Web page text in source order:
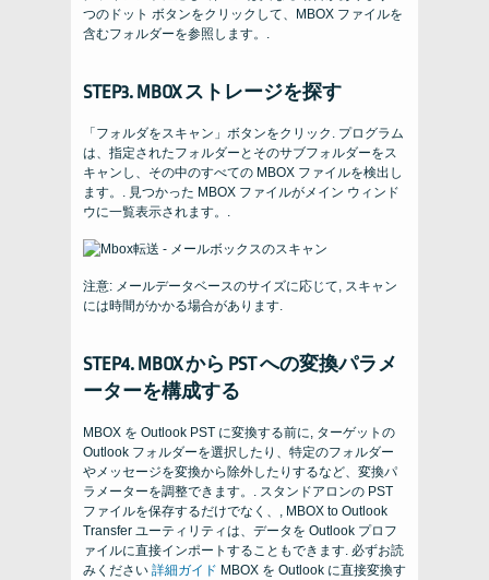
つのドット ボタンをクリックして、MBOX ファイルを
含むフォルダーを参照します。.
STEP3. MBOX ストレージを探す
「フォルダをスキャン」ボタンをクリック. プログラム
は、指定されたフォルダーとそのサブフォルダーをス
キャンし、その中のすべての MBOX ファイルを検出し
ます。. 見つかった MBOX ファイルがメイン ウィンド
ウに一覧表示されます。.
注意: メールデータベースのサイズに応じて, スキャン
には時間がかかる場合があります.
STEP4. MBOX から PST への変換パラメ
ーターを構成する
MBOX を Outlook PST に変換する前に, ターゲットの
Outlook フォルダーを選択したり、特定のフォルダー
やメッセージを変換から除外したりするなど、変換パ
ラメーターを調整できます。. スタンドアロンの PST
ファイルを保存するだけでなく、, MBOX to Outlook
Transfer ユーティリティは、データを Outlook プロフ
ァイルに直接インポートすることもできます. 必ずお読
みください 詳細ガイド MBOX を Outlook に直接変換す